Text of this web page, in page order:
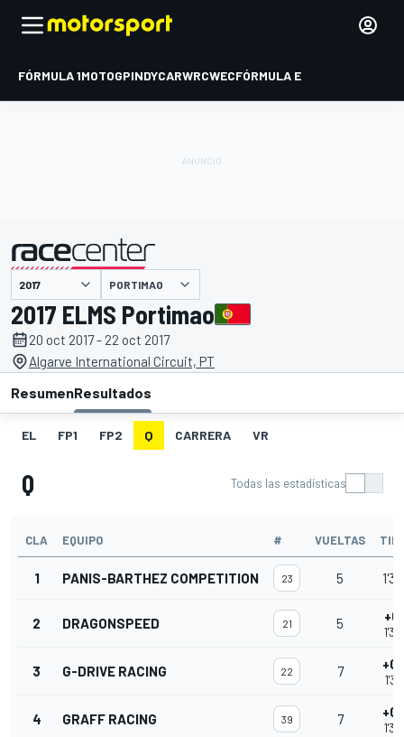
FÓRMULA 1MOTOGPINDYCARWRCWECFÓRMULA E
presentado por PORTIMAO
2017 ELMS Portimao
20 oct 2017 - 22 oct 2017
Algarve International Circuit, PT
ResumenResultados
EL FP1 FP2 Q CARRERA VR
Q Todas las estadísticas
CLA EQUIPO # VUELTAS
1 PANIS-BARTHEZ COMPETITION 23 5
2 DRAGONSPEED 21 5
3 G-DRIVE RACING 22 7
4 GRAFF RACING 39 7